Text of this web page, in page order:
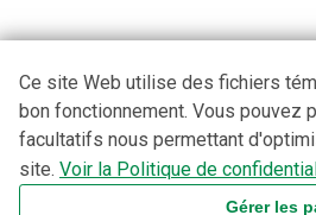
Ce site Web utilise des fichiers
bon fonctionnement. Vous pouvez
facultatifs nous permettant
site. Voir la Politique de
Gérer les